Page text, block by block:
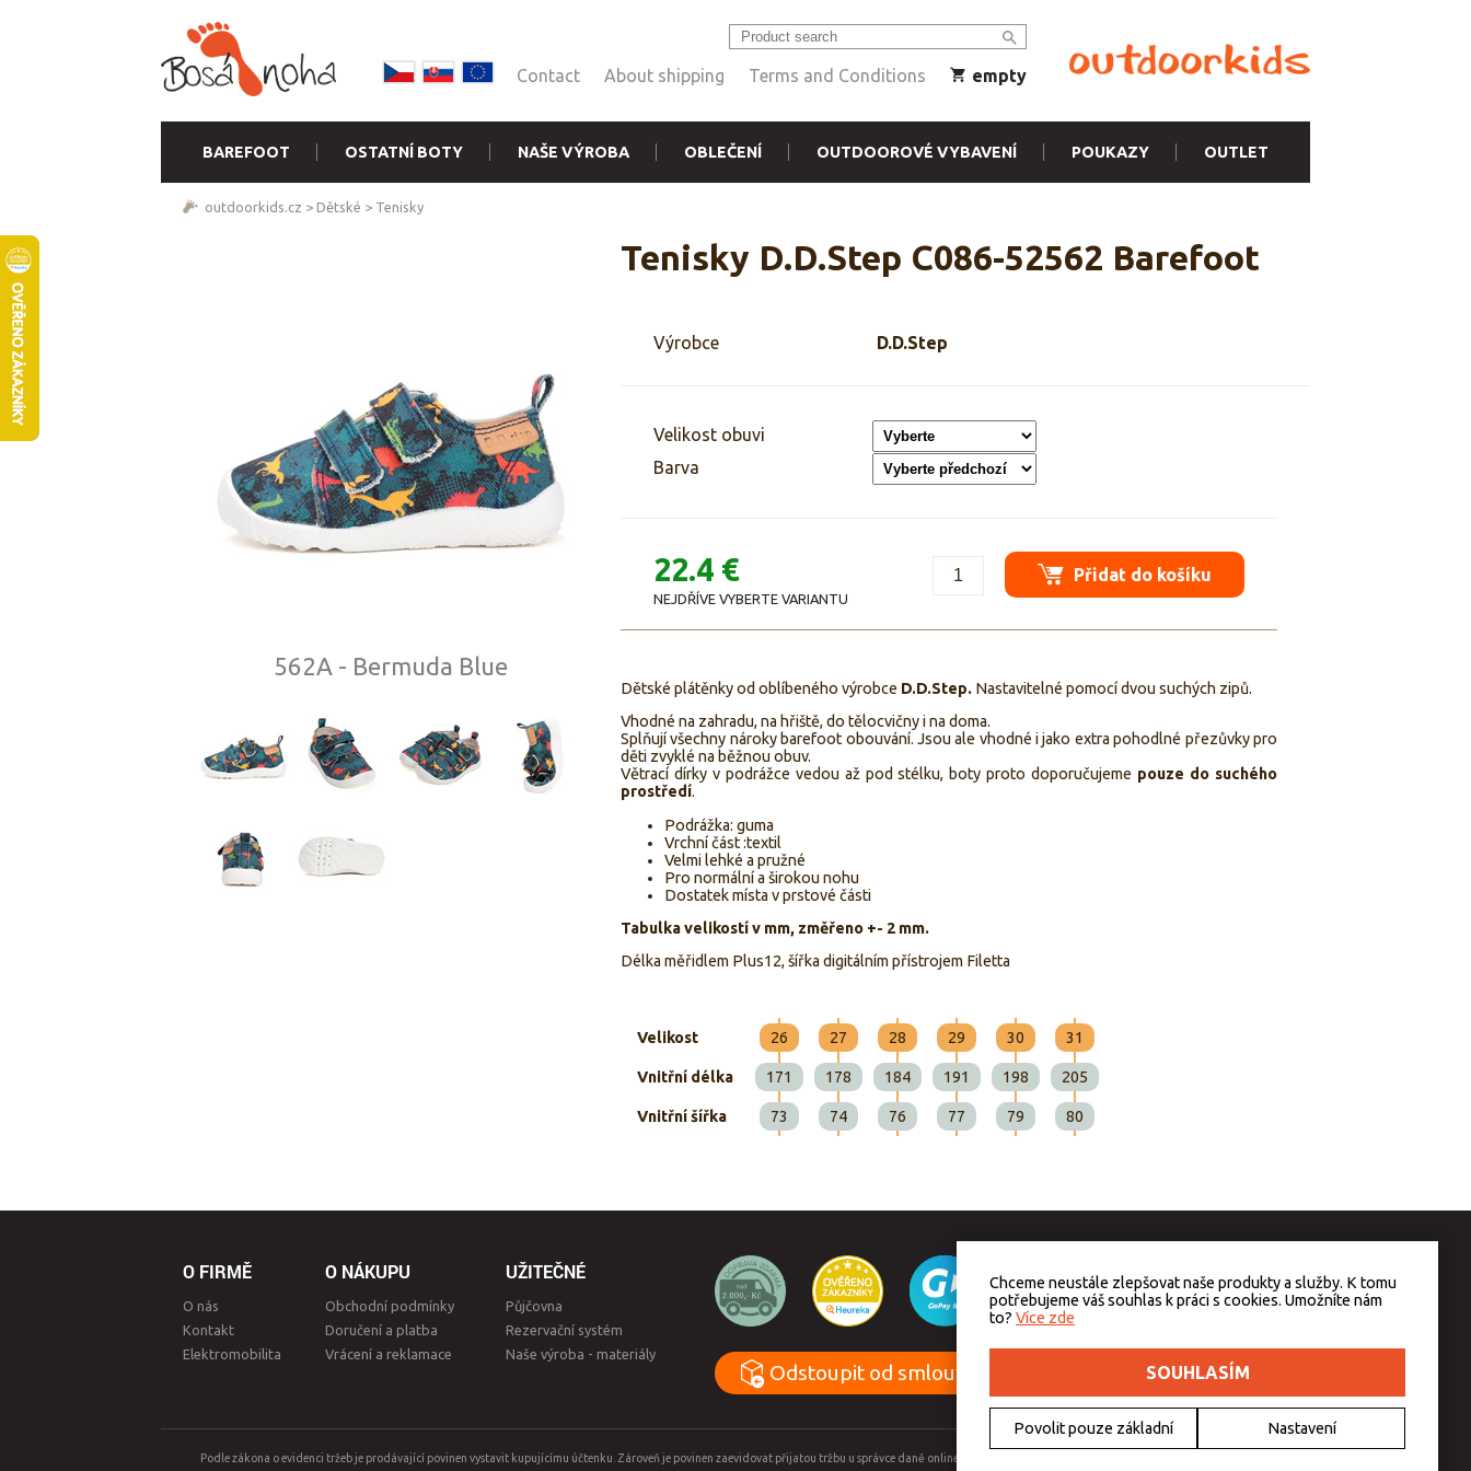
Contact About shipping Terms and Conditions empty
BAREFOOT OSTATNÍ BOTY NAŠE VÝROBA OBLEČENÍ OUTDOOROVÉ VYBAVENÍ POUKAZY OUTLET
outdoorkids.cz > Dětské > Tenisky
Tenisky D.D.Step C086-52562 Barefoot
562A - Bermuda Blue
Výrobce D.D.Step
Velikost obuvi
Barva
22.4 €
NEJDŘÍVE VYBERTE VARIANTU
Přidat do košíku
Dětské plátěnky od oblíbeného výrobce D.D.Step. Nastavitelné pomocí dvou suchých zipů.
Vhodné na zahradu, na hřiště, do tělocvičny i na doma.
Splňují všechny nároky barefoot obouvání. Jsou ale vhodné i jako extra pohodlné přezůvky pro
děti zvyklé na běžnou obuv.
Větrací dírky v podrážce vedou až pod stélku, boty proto doporučujeme pouze do suchého
prostředí.
Podrážka: guma
Vrchní část :textil
Velmi lehké a pružné
Pro normální a širokou nohu
Dostatek místa v prstové části
Tabulka velikostí v mm, změřeno +- 2 mm.
Délka měřidlem Plus12, šířka digitálním přístrojem Filetta
Velikost 26 27 28 29 30 31
Vnitřní délka 171 178 184 191 198 205
Vnitřní šířka 73 74 76 77 79 80
O FIRMĚ
O nás
Kontakt
Elektromobilita
O NÁKUPU
Obchodní podmínky
Doručení a platba
Vrácení a reklamace
UŽITEČNÉ
Půjčovna
Rezervační systém
Naše výroba - materiály
Odstoupit od smlouvy
Podle zákona o evidenci tržeb je prodávající povinen vystavit kupujícímu účtenku. Zároveň je povinen zaevidovat přijatou tržbu u správce daně online, v případě technického výpadku pak nejpozději do 48 hodin.
Chceme neustále zlepšovat naše produkty a služby. K tomu
potřebujeme váš souhlas k práci s cookies. Umožníte nám
to? Více zde
SOUHLASÍM
Povolit pouze základní Nastavení